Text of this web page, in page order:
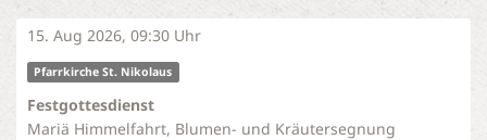
15. Aug 2026, 09:30 Uhr
Pfarrkirche St. Nikolaus
Festgottesdienst
Mariä Himmelfahrt, Blumen- und Kräutersegnung